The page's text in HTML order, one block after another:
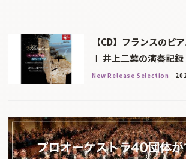
【CD】フランスのピ
Ⅰ 井上二葉の演奏記録
New Release Selection